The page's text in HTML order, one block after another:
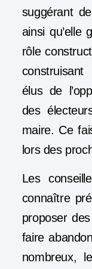
suggérant
ainsi qu’elle
rôle
élus de
des
maire. Ce
lors des
Les
connaître
proposer
faire
nombreux,